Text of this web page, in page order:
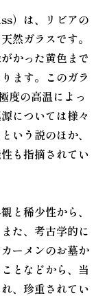
）は、リビアの
然ガラスです。
かった黄色まで
ます。このガラ
度の高温によっ
については様々
いう説のほか、
も指摘されてい
と稀少性から、
た、考古学的に
ーメンのお墓か
となどから、当
、珍重されてい